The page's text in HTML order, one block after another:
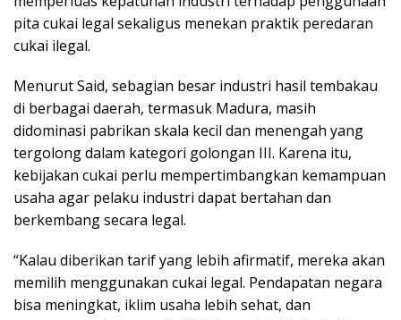
pita cukai legal sekaligus menekan praktik peredaran
cukai ilegal.
Menurut Said, sebagian besar industri hasil tembakau
di berbagai daerah, termasuk Madura, masih
didominasi pabrikan skala kecil dan menengah yang
tergolong dalam kategori golongan III. Karena itu,
kebijakan cukai perlu mempertimbangkan kemampuan
usaha agar pelaku industri dapat bertahan dan
berkembang secara legal.
“Kalau diberikan tarif yang lebih afirmatif, mereka akan
memilih menggunakan cukai legal. Pendapatan negara
bisa meningkat, iklim usaha lebih sehat, dan